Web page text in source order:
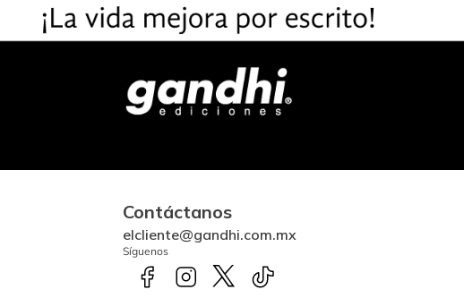
Contáctanos
elcliente@gandhi.com.mx
Síguenos